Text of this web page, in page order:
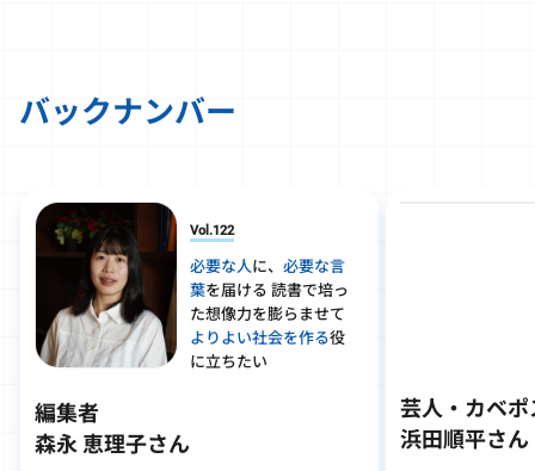
バックナンバー
Vol.122
必要な人に、 必要な言
葉を届ける 読書で培っ
た想像力を膨らませて
よりよい社会を作る役
に立ちたい
編集者
森永 恵理子さん
芸人・カベ
浜田順平さん